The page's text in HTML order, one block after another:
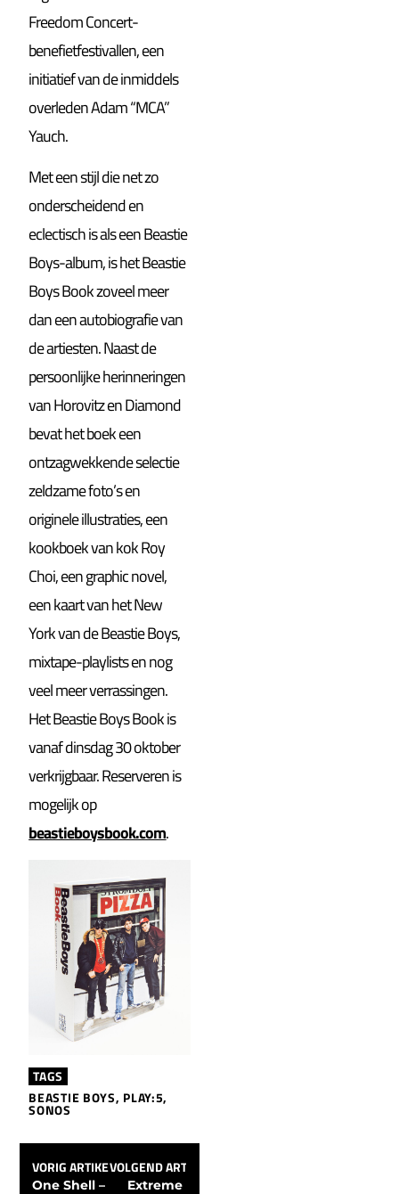
Freedom Concert-
benefietfestivallen, een
initiatief van de inmiddels
overleden Adam “MCA”
Yauch.
Met een stijl die net zo
onderscheidend en
eclectisch is als een Beastie
Boys-album, is het Beastie
Boys Book zoveel meer
dan een autobiografie van
de artiesten. Naast de
persoonlijke herinneringen
van Horovitz en Diamond
bevat het boek een
ontzagwekkende selectie
zeldzame foto’s en
originele illustraties, een
kookboek van kok Roy
Choi, een graphic novel,
een kaart van het New
York van de Beastie Boys,
mixtape-playlists en nog
veel meer verrassingen.
Het Beastie Boys Book is
vanaf dinsdag 30 oktober
verkrijgbaar. Reserveren is
mogelijk op
beastieboysbook.com.
TAGS
BEASTIE BOYS, PLAY:5,
SONOS
VORIG ARTIKEL
One Shell –
VOLGEND ARTIKEL
Extreme